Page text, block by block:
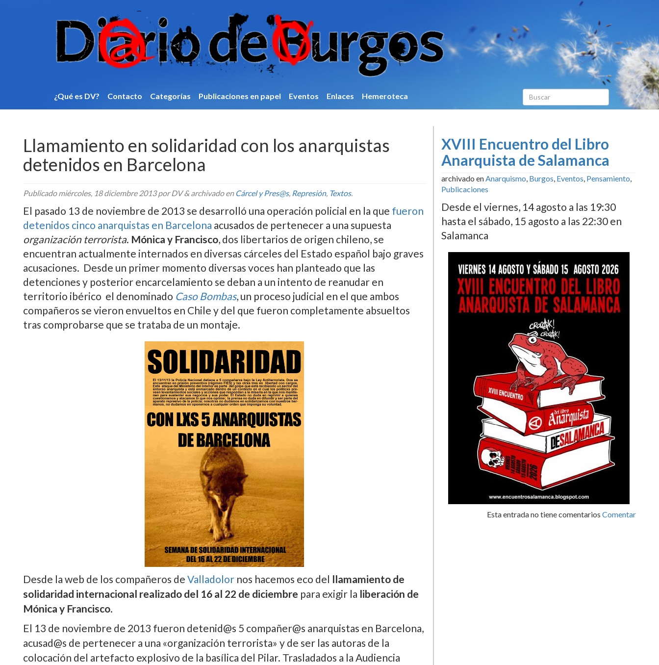
¿Qué es DV? Contacto Categorí­as Publicaciones en papel Eventos Enlaces Hemeroteca
Llamamiento en solidaridad con los anarquistas
detenidos en Barcelona
Publicadomiércoles, 18 diciembre 2013por DV&archivado en Cárcel y Pres@s, Represión, Textos.
El pasado 13 de noviembre de 2013 se desarrolló una operación policial en la que fueron
detenidos cinco anarquistas en Barcelona acusados de pertenecer a una supuesta
organización terrorista. Mónica y Francisco, dos libertarios de origen chileno, se
encuentran actualmente internados en diversas cárceles del Estado español bajo graves
acusaciones. Desde un primer momento diversas voces han planteado que las
detenciones y posterior encarcelamiento se deban a un intento de reanudar en
territorio ibérico el denominado Caso Bombas, un proceso judicial en el que ambos
compañeros se vieron envueltos en Chile y del que fueron completamente absueltos
tras comprobarse que se trataba de un montaje.
Desde la web de los compañeros de Valladolor nos hacemos eco del llamamiento de
solidaridad internacional realizado del 16 al 22 de diciembre para exigir la liberación de
Mónica y Francisco.
El 13 de noviembre de 2013 fueron detenid@s 5 compañer@s anarquistas en Barcelona,
acusad@s de pertenecer a una «organización terrorista» y de ser las autoras de la
colocación del artefacto explosivo de la basí­lica del Pilar. Trasladados a la Audiencia
XVIII Encuentro del Libro
Anarquista de Salamanca
archivado enAnarquismo, Burgos, Eventos, Pensamiento,
Publicaciones
Desde el viernes, 14 agosto a las 19:30
hasta el sábado, 15 agosto a las 22:30 en
Salamanca
Esta entrada no tiene comentarios Comentar